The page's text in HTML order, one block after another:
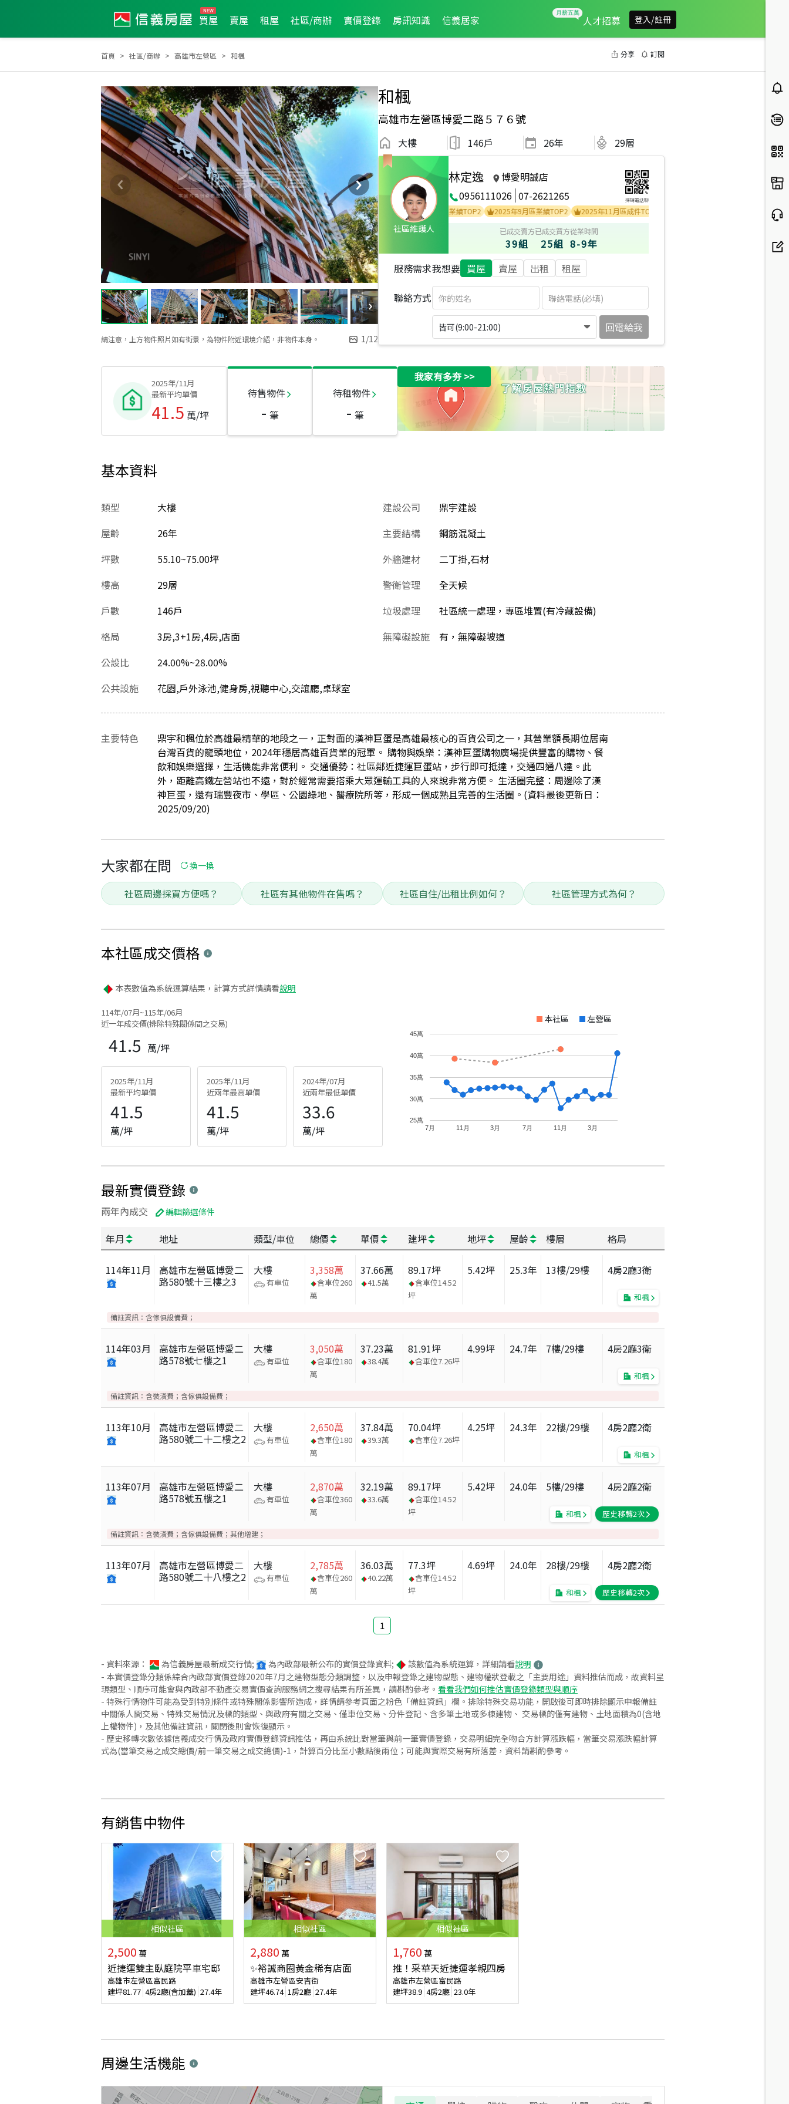
買屋 賣屋 租屋 社區/商辦 實價登錄 房訊知識 信義居家 人才招募 登入/註冊
首頁 社區/商辦 高雄市左營區 和楓 分享 訂閱
請注意，上方物件照片如有街景，為物件附近環境介紹，非物件本身。 1/12
和楓
高雄市左營區博愛二路５７６號
大樓 146戶 26年 29層
社區維護人
林定逸
博愛明誠店
0956111026 07-2621265 掃碼電話聊
2025年11月區業績TOP2 2025年9月區業績TOP2 2025年11月區成件TOP1 2025年9月區成件TOP2
2023年4月區成
已成交賣方
39組
已成交買方
25組
從業時間
8-9年
服務需求我想要 買屋 賣屋 出租 租屋
聯絡方式
皆可(9:00-21:00) 回電給我
2025年/11月
最新平均單價
41.5 萬/坪
待售物件
- 筆
待租物件
- 筆
我家有多夯>>
基本資料
類型
大樓
屋齡
26年
坪數
55.10~75.00坪
樓高
29層
戶數
146戶
格局
3房,3+1房,4房,店面
公設比
24.00%~28.00%
建設公司
鼎宇建設
主要結構
鋼筋混凝土
外牆建材
二丁掛,石材
警衛管理
全天候
垃圾處理
社區統一處理，專區堆置(有冷藏設備)
無障礙設施
有，無障礙坡道
公共設施 花園,戶外泳池,健身房,視聽中心,交誼廳,桌球室
主要特色
鼎宇和楓位於高雄最精華的地段之一，正對面的漢神巨蛋是高雄最核心的百貨公司之一，其營業額長期位居南
台灣百貨的龍頭地位，2024年穩居高雄百貨業的冠軍。 購物與娛樂：漢神巨蛋購物廣場提供豐富的購物、餐
飲和娛樂選擇，生活機能非常便利。 交通優勢：社區鄰近捷運巨蛋站，步行即可抵達，交通四通八達。此
外，距離高鐵左營站也不遠，對於經常需要搭乘大眾運輸工具的人來說非常方便。 生活圈完整：周邊除了漢
神巨蛋，還有瑞豐夜市、學區、公園綠地、醫療院所等，形成一個成熟且完善的生活圈。(資料最後更新日：
2025/09/20)
大家都在問 換一換
社區周邊採買方便嗎？ 社區有其他物件在售嗎？ 社區自住/出租比例如何？ 社區管理方式為何？
本社區成交價格
本表數值為系統運算結果，計算方式詳情請看說明
114年/07月~115年/06月
近一年成交價(排除特殊關係間之交易)
41.5 萬/坪
2025年/11月
最新平均單價
41.5
萬/坪
2025年/11月
近兩年最高單價
41.5
萬/坪
2024年/07月
近兩年最低單價
33.6
萬/坪
本社區 左營區
7月 11月 3月 7月 11月 3月
25萬
30萬
35萬
40萬
45萬
最新實價登錄
兩年內成交 編輯篩選條件
年月 地址 類型/車位 總價 單價 建坪 地坪 屋齡 樓層 格局
114年11月
高雄市左營區博愛二
路580號十三樓之3
大樓
有車位
3,358萬
含車位260
萬
37.66萬
41.5萬
89.17坪
含車位14.52
坪
5.42坪 25.3年 13樓/29樓 4房2廳3衛
和楓
備註資訊： 含傢俱設備費；
114年03月
高雄市左營區博愛二
路578號七樓之1
大樓
有車位
3,050萬
含車位180
萬
37.23萬
38.4萬
81.91坪
含車位7.26坪
4.99坪 24.7年 7樓/29樓 4房2廳3衛
和楓
備註資訊： 含裝潢費；含傢俱設備費；
113年10月
高雄市左營區博愛二
路580號二十二樓之2
大樓
有車位
2,650萬
含車位180
萬
37.84萬
39.3萬
70.04坪
含車位7.26坪
4.25坪 24.3年 22樓/29樓 4房2廳2衛
和楓
113年07月
高雄市左營區博愛二
路578號五樓之1
大樓
有車位
2,870萬
含車位360
萬
32.19萬
33.6萬
89.17坪
含車位14.52
坪
5.42坪 24.0年 5樓/29樓 4房2廳2衛
和楓 歷史移轉2次
備註資訊： 含裝潢費；含傢俱設備費；其他增建；
113年07月
高雄市左營區博愛二
路580號二十八樓之2
大樓
有車位
2,785萬
含車位260
萬
36.03萬
40.22萬
77.3坪
含車位14.52
坪
4.69坪 24.0年 28樓/29樓 4房2廳2衛
和楓 歷史移轉2次
1
- 資料來源： 為信義房屋最新成交行情; 為內政部最新公布的實價登錄資料; 該數值為系統運算，詳細請看說明
- 本實價登錄分類係綜合內政部實價登錄2020年7月之建物型態分類調整，以及申報登錄之建物型態、建物權狀登載之「主要用途」資料推估而成，故資料呈
現類型、順序可能會與內政部不動產交易實價查詢服務網之搜尋結果有所差異，請斟酌參考。 看看我們如何推估實價登錄類型與順序
- 特殊行情物件可能為受到特別條件或特殊關係影響所造成，詳情請參考頁面之粉色「備註資訊」欄。排除特殊交易功能，開啟後可即時排除顯示申報備註
中關係人間交易、特殊交易情況及標的類型、與政府有關之交易、僅車位交易、分件登記、含多筆土地或多棟建物、 交易標的僅有建物、土地面積為0(含地
上權物件)，及其他備註資訊，關閉後則會恢復顯示。
- 歷史移轉次數依據信義成交行情及政府實價登錄資訊推估，再由系統比對當筆與前一筆實價登錄，交易明細完全吻合方計算漲跌幅，當筆交易漲跌幅計算
式為(當筆交易之成交總價/前一筆交易之成交總價)-1，計算百分比至小數點後兩位；可能與實際交易有所落差，資料請斟酌參考。
有銷售中物件
相似社區
2,500 萬
近捷運雙主臥庭院平車宅邸
高雄市左營區富民路
建坪81.77 4房2廳(含加蓋) 27.4年
相似社區
2,880 萬
✨裕誠商圈黃金稀有店面
高雄市左營區安吉街
建坪46.74 1房2廳 27.4年
相似社區
1,760 萬
推！采華天近捷運孝親四房
高雄市左營區富民路
建坪38.9 4房2廳 23.0年
周邊生活機能